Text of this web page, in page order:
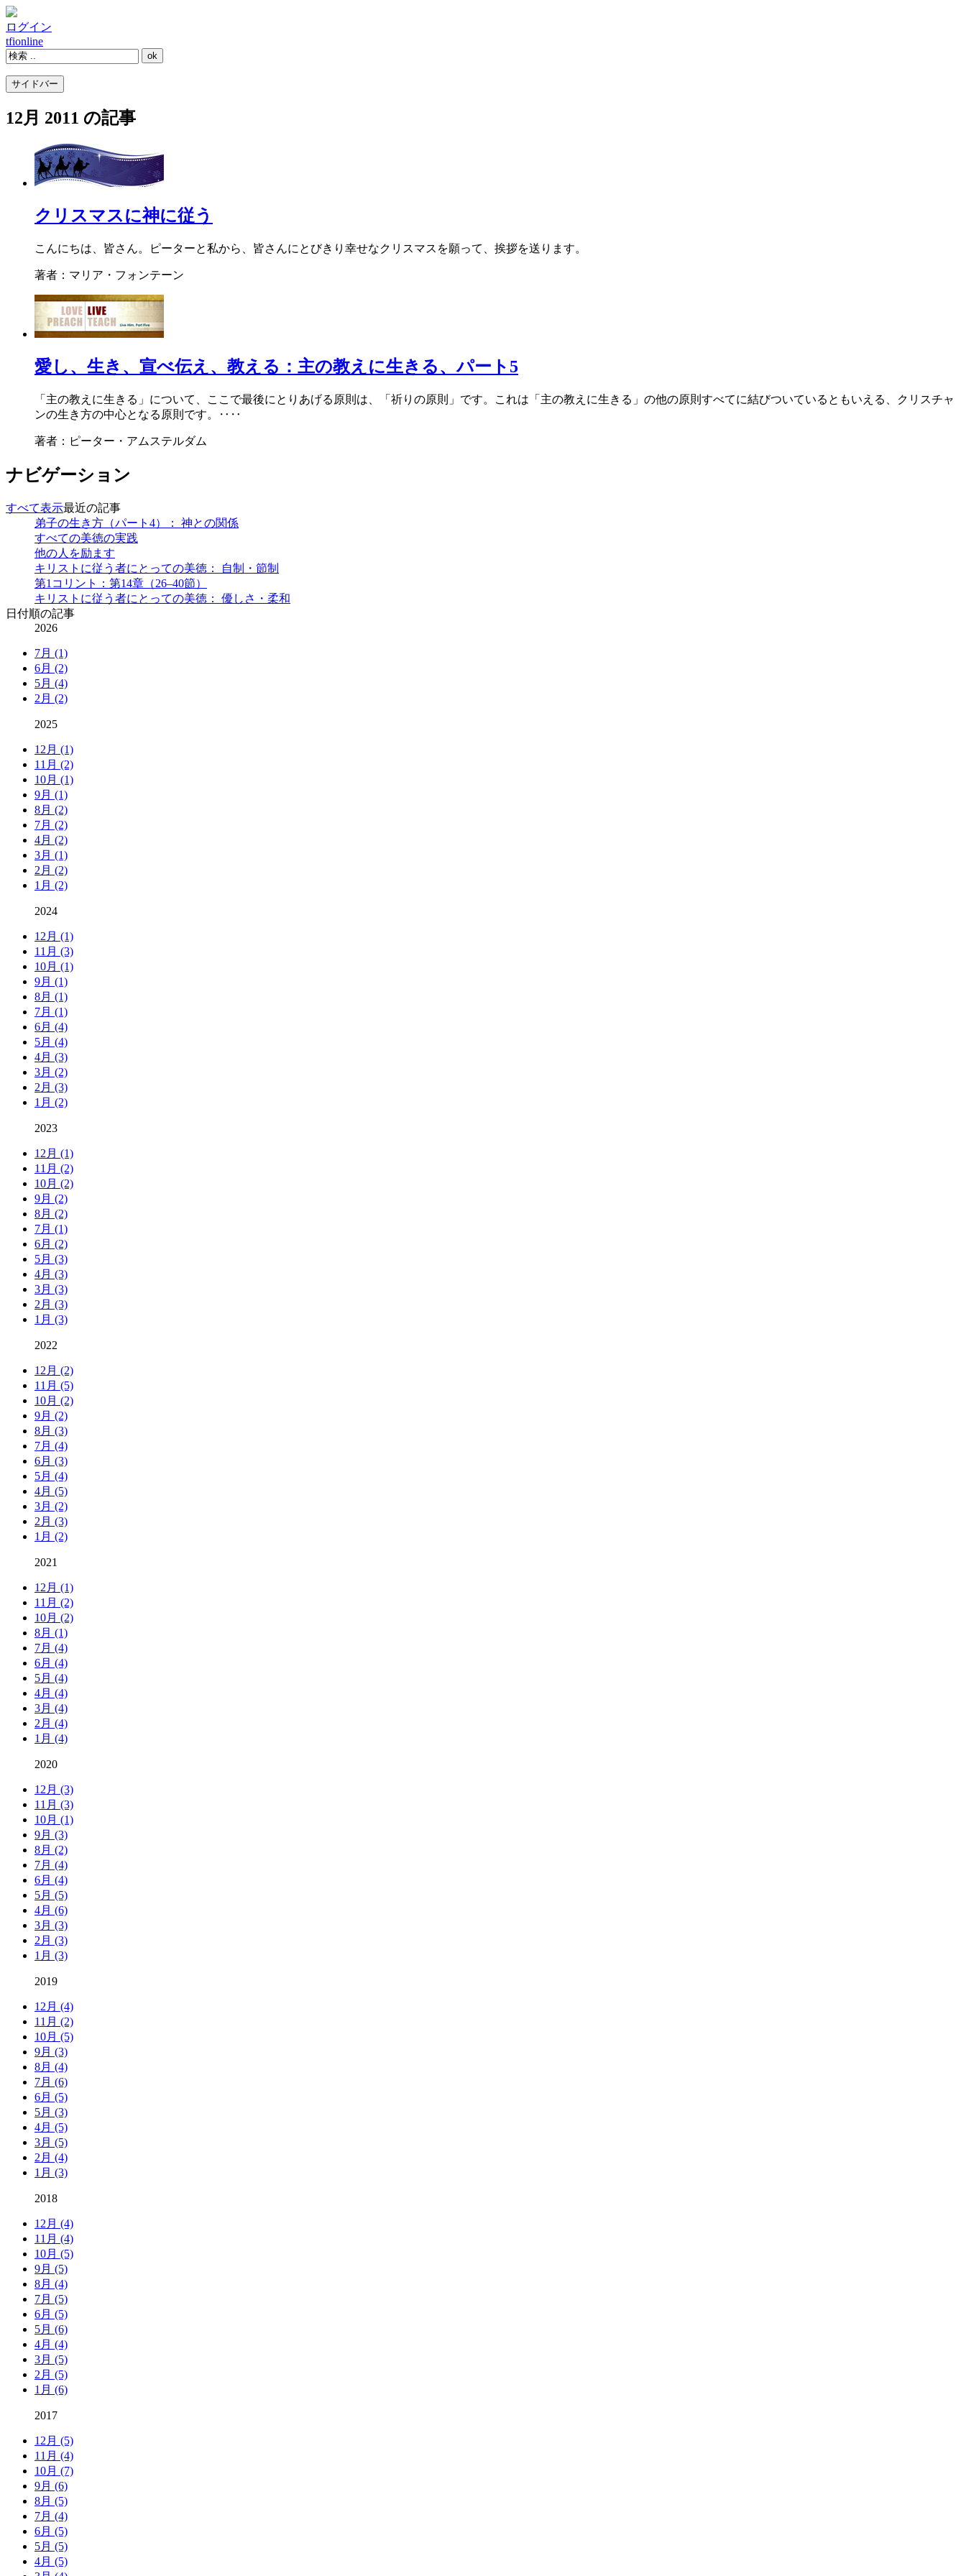
ログイン
tfionline
サイドバー
12月 2011 の記事
クリスマスに神に従う
こんにちは、皆さん。ピーターと私から、皆さんにとびきり幸せなクリスマスを願って、挨拶を送ります。
著者：マリア・フォンテーン
愛し、生き、宣べ伝え、教える：主の教えに生きる、パート5
「主の教えに生きる」について、ここで最後にとりあげる原則は、「祈りの原則」です。これは「主の教えに生きる」の他の原則すべてに結びついているともいえる、クリスチャ
ンの生き方の中心となる原則です。‥‥
著者：ピーター・アムステルダム
ナビゲーション
すべて表示最近の記事
弟子の生き方（パート4）： 神との関係
すべての美徳の実践
他の人を励ます
キリストに従う者にとっての美徳： 自制・節制
第1コリント：第14章（26–40節）
キリストに従う者にとっての美徳： 優しさ・柔和
日付順の記事
2026
7月 (1)
6月 (2)
5月 (4)
2月 (2)
2025
12月 (1)
11月 (2)
10月 (1)
9月 (1)
8月 (2)
7月 (2)
4月 (2)
3月 (1)
2月 (2)
1月 (2)
2024
12月 (1)
11月 (3)
10月 (1)
9月 (1)
8月 (1)
7月 (1)
6月 (4)
5月 (4)
4月 (3)
3月 (2)
2月 (3)
1月 (2)
2023
12月 (1)
11月 (2)
10月 (2)
9月 (2)
8月 (2)
7月 (1)
6月 (2)
5月 (3)
4月 (3)
3月 (3)
2月 (3)
1月 (3)
2022
12月 (2)
11月 (5)
10月 (2)
9月 (2)
8月 (3)
7月 (4)
6月 (3)
5月 (4)
4月 (5)
3月 (2)
2月 (3)
1月 (2)
2021
12月 (1)
11月 (2)
10月 (2)
8月 (1)
7月 (4)
6月 (4)
5月 (4)
4月 (4)
3月 (4)
2月 (4)
1月 (4)
2020
12月 (3)
11月 (3)
10月 (1)
9月 (3)
8月 (2)
7月 (4)
6月 (4)
5月 (5)
4月 (6)
3月 (3)
2月 (3)
1月 (3)
2019
12月 (4)
11月 (2)
10月 (5)
9月 (3)
8月 (4)
7月 (6)
6月 (5)
5月 (3)
4月 (5)
3月 (5)
2月 (4)
1月 (3)
2018
12月 (4)
11月 (4)
10月 (5)
9月 (5)
8月 (4)
7月 (5)
6月 (5)
5月 (6)
4月 (4)
3月 (5)
2月 (5)
1月 (6)
2017
12月 (5)
11月 (4)
10月 (7)
9月 (6)
8月 (5)
7月 (4)
6月 (5)
5月 (5)
4月 (5)